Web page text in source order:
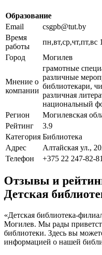
Образование
Email
csgpb@tut.by
Время
работы
пн,вт,ср,чт,пт,вс
Город
Могилев
Мнение о
компании
грамотные
различные
библиотекари,
различная
национальный
Регион
Могилевская
Рейтинг
3.9
Категория Библиотека
Адрес
Алтайская ул.,
Телефон
+375 22 247-82-81
Отзывы и
Детская
«Детская библиотека-
Могилев. Мы рады
библиотеки. Здесь вы
информацией о нашей